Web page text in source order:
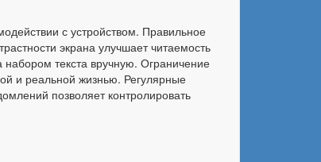
с устройством. Правильное
экрана улучшает читаемость
текста вручную. Ограничение
и реальной жизнью. Регулярные
позволяет контролировать